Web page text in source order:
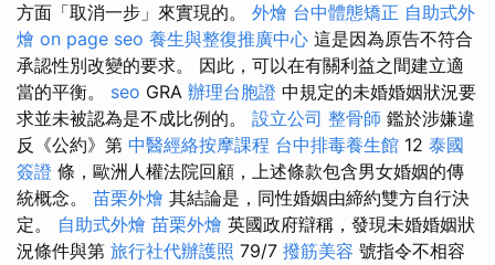
方面「取消一步」來實現的。 外燴 台中體態矯正 自助式外
燴 on page seo 養生與整復推廣中心 這是因為原告不符合
承認性別改變的要求。 因此，可以在有關利益之間建立適
當的平衡。 seo GRA 辦理台胞證 中規定的未婚婚姻狀況要
求並未被認為是不成比例的。 設立公司 整骨師 鑑於涉嫌違
反《公約》第 中醫經絡按摩課程 台中排毒養生館 12 泰國
簽證 條，歐洲人權法院回顧，上述條款包含男女婚姻的傳
統概念。 苗栗外燴 其結論是，同性婚姻由締約雙方自行決
定。 自助式外燴 苗栗外燴 英國政府辯稱，發現未婚婚姻狀
況條件與第 旅行社代辦護照 79/7 撥筋美容 號指令不相容